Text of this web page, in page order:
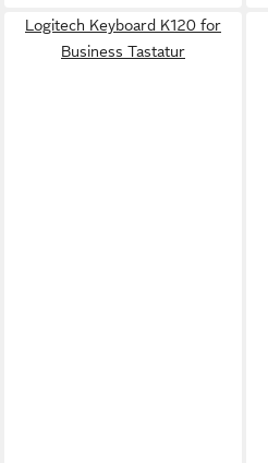
Logitech Keyboard K120 for
Business Tastatur